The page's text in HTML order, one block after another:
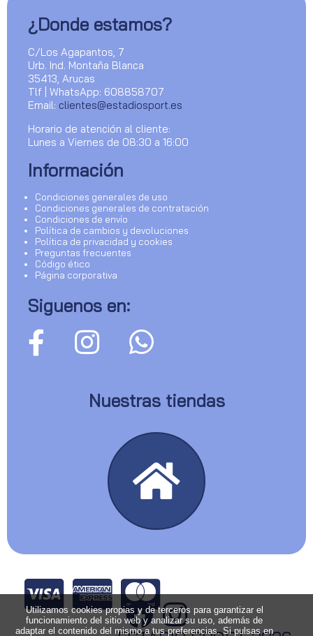
¿Donde estamos?
C/Los Agapantos, 7
Urb. Ind. Montaña Blanca
35413, Arucas
Tlf | WhatsApp: 608858707
Email: clientes@estadiosport.es
Horario de atención al cliente:
Lunes a Viernes de 08:30 a 16:00
Información
Condiciones generales de uso
Condiciones generales de contratación
Condiciones de envío
Política de cambios y devoluciones
Política de privacidad y cookies
Preguntas frecuentes
Código ético
Página corporativa
Siguenos en:
Nuestras tiendas
Utilizamos cookies propias y de terceros para garantizar el
funcionamiento del sitio web y analizar su uso, además de
adaptar el contenido del mismo a tus preferencias. Si pulsas en